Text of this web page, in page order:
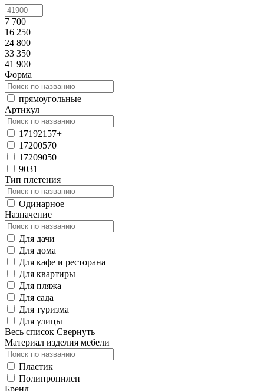
7 700
16 250
24 800
33 350
41 900
Форма
прямоугольные
Артикул
17192157+
17200570
17209050
9031
Тип плетения
Одинарное
Назначение
Для дачи
Для дома
Для кафе и ресторана
Для квартиры
Для пляжа
Для сада
Для туризма
Для улицы
Весь список Свернуть
Материал изделия мебели
Пластик
Полипропилен
Бренд